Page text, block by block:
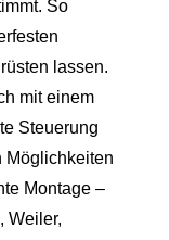
So
lassen.
mit einem
Steuerung
Möglichkeiten
Montage –
Weiler,